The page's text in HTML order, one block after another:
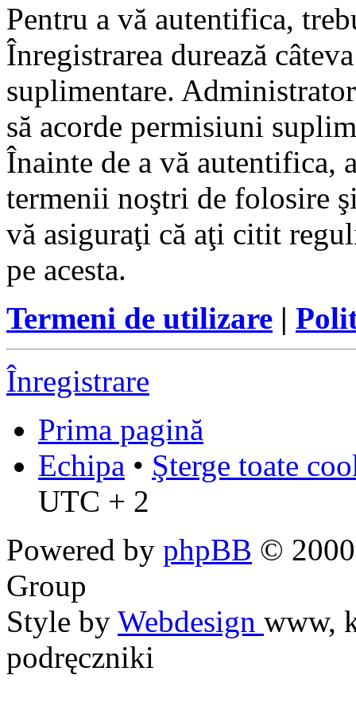
Pentru a vă autentifica,
Înregistrarea durează
suplimentare.
să acorde permisiuni
Înainte de a vă autentifica,
termenii noştri de folosire
vă asiguraţi că aţi citit
pe acesta.
Termeni de utilizare |
Înregistrare
Prima pagină
Echipa • Şterge toate
UTC + 2
Powered by phpBB ©
Group
Style by Webdesign www,
podręczniki